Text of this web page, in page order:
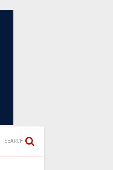
SEARCH